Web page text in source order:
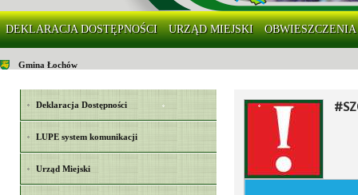
DEKLARACJA DOSTĘPNOŚCI URZĄD MIEJSKI OBWIESZCZENIA
Gmina Łochów
Deklaracja Dostępności
LUPE system komunikacji
Urząd Miejski